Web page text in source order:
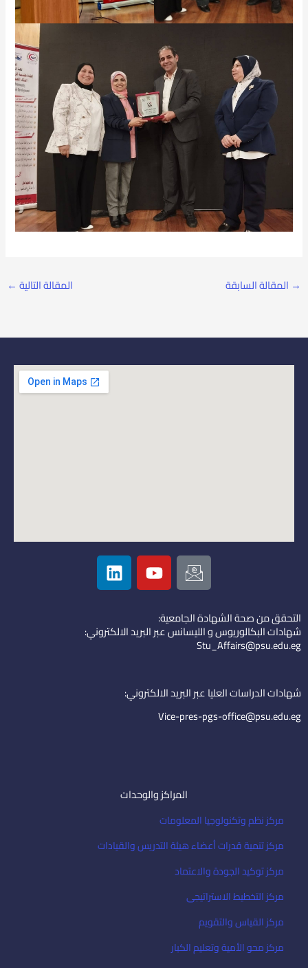
→ المقالة السابقة المقالة التالية ←
I
c
o
n
-
e
i
l
Y
o
u
u
b
L
i
n
e
d
التحقق من صحة الشهادة الجامعية:
شهادات البكالوريوس و الليسانس عبر البريد الالكتروني:
Stu_Affairs@psu.edu.eg
شهادات الدراسات العليا عبر البريد الالكتروني:
Vice-pres-pgs-office@psu.edu.eg
المراكز والوحدات
مركز نظم وتكنولوجيا المعلومات
مركز تنمية قدرات أعضاء هيئة التدريس والقيادات
مركز توكيد الجودة والاعتماد
مركز التخطيط الاستراتيجى
مركز القياس والتقويم
مركز محو الأمية وتعليم الكبار